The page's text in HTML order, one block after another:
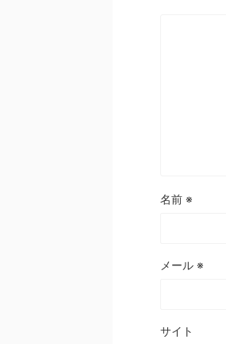
名前 ※
メール ※
サイト